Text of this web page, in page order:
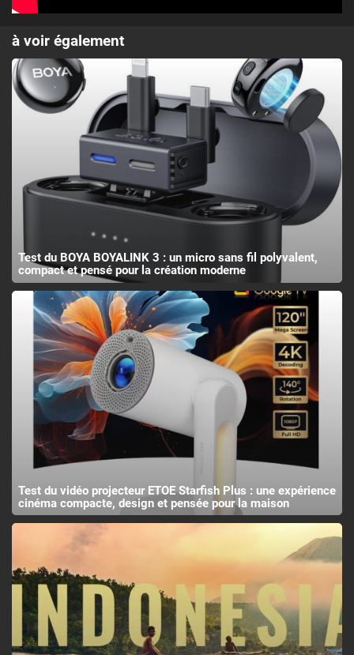
à voir également
Test du BOYA BOYALINK 3 : un micro sans fil polyvalent,
compact et pensé pour la création moderne
Test du vidéo projecteur ETOE Starfish Plus : une expérience
cinéma compacte, design et pensée pour la maison